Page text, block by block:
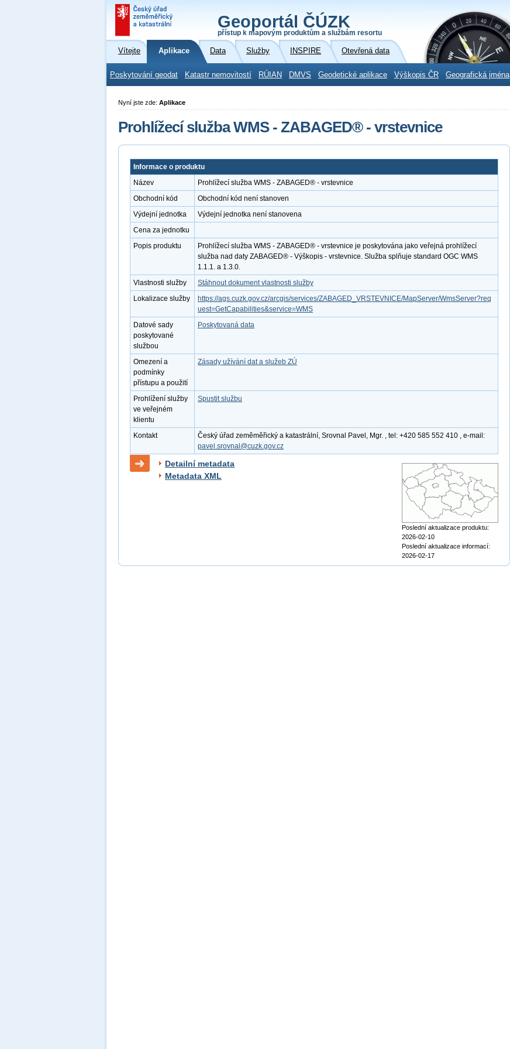
Geoportál ČÚZK
přístup k mapovým produktům a službám resortu
Vítejte Aplikace Data Služby INSPIRE Otevřená data
Poskytování geodat Katastr nemovitostí RÚIAN DMVS Geodetické aplikace Výškopis ČR Geografická jména
Nyní jste zde: Aplikace
Prohlížecí služba WMS - ZABAGED® - vrstevnice
Informace o produktu
Název
Prohlížecí služba WMS - ZABAGED® - vrstevnice
Obchodní kód
Obchodní kód není stanoven
Výdejní jednotka
Výdejní jednotka není stanovena
Cena za jednotku
Popis produktu
Prohlížecí služba WMS - ZABAGED® - vrstevnice je poskytována jako veřejná prohlížecí
služba nad daty ZABAGED® - Výškopis - vrstevnice. Služba splňuje standard OGC WMS
1.1.1. a 1.3.0.
Vlastnosti služby
Stáhnout dokument vlastnosti služby
Lokalizace služby
https://ags.cuzk.gov.cz/arcgis/services/ZABAGED_VRSTEVNICE/MapServer/WmsServer?req
uest=GetCapabilities&service=WMS
Datové sady
poskytované
službou
Poskytovaná data
Omezení a
podmínky
přístupu a použití
Zásady užívání dat a služeb ZÚ
Prohlížení služby
ve veřejném
klientu
Spustit službu
Kontakt
Český úřad zeměměřický a katastrální, Srovnal Pavel, Mgr. , tel: +420 585 552 410 , e-mail:
pavel.srovnal@cuzk.gov.cz
Detailní metadata
Metadata XML
Poslední aktualizace produktu:
2026-02-10
Poslední aktualizace informací:
2026-02-17